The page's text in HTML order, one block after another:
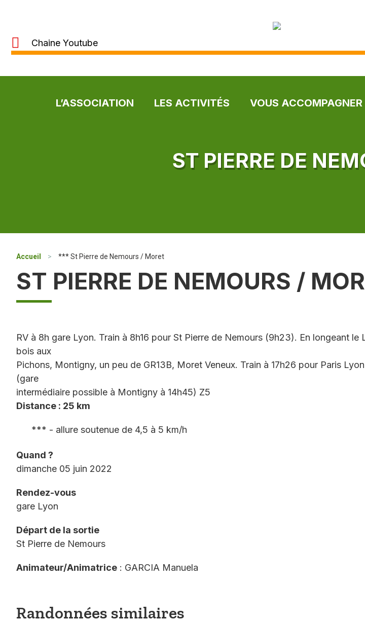
Chaine Youtube
L’ASSOCIATION LES ACTIVITÉS VOUS ACCOMPAGNER
ST PIERRE DE
Accueil > *** St Pierre de Nemours / Moret
ST PIERRE DE NEMOURS /
RV à 8h gare Lyon. Train à 8h16 pour St Pierre de Nemours (9h23). En longeant le
bois aux
Pichons, Montigny, un peu de GR13B, Moret Veneux. Train à 17h26 pour Paris Lyon
(gare
intermédiaire possible à Montigny à 14h45) Z5
Distance : 25 km
*** - allure soutenue de 4,5 à 5 km/h
Quand ?
dimanche 05 juin 2022
Rendez-vous
gare Lyon
Départ de la sortie
St Pierre de Nemours
Animateur/Animatrice : GARCIA Manuela
Randonnées similaires